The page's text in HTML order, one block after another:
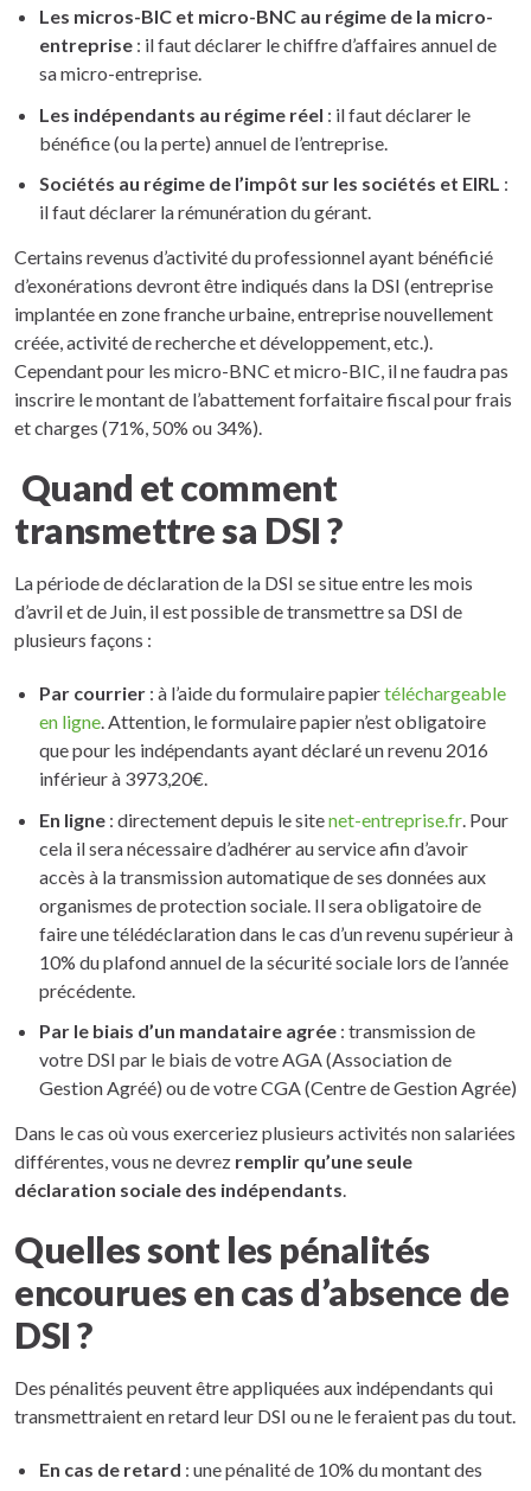
Les micros-BIC et micro-BNC au régime de la micro-
entreprise : il faut déclarer le chiffre d’affaires annuel de
sa micro-entreprise.
Les indépendants au régime réel : il faut déclarer le
bénéfice (ou la perte) annuel de l’entreprise.
Sociétés au régime de l’impôt sur les sociétés et EIRL :
il faut déclarer la rémunération du gérant.
Certains revenus d’activité du professionnel ayant bénéficié
d’exonérations devront être indiqués dans la DSI (entreprise
implantée en zone franche urbaine, entreprise nouvellement
créée, activité de recherche et développement, etc.).
Cependant pour les micro-BNC et micro-BIC, il ne faudra pas
inscrire le montant de l’abattement forfaitaire fiscal pour frais
et charges (71%, 50% ou 34%).
Quand et comment
transmettre sa DSI ?
La période de déclaration de la DSI se situe entre les mois
d’avril et de Juin, il est possible de transmettre sa DSI de
plusieurs façons :
Par courrier : à l’aide du formulaire papiertéléchargeable
en ligne. Attention, le formulaire papier n’est obligatoire
que pour les indépendants ayant déclaré un revenu 2016
inférieur à 3973,20€.
En ligne : directement depuis le sitenet-entreprise.fr. Pour
cela il sera nécessaire d’adhérer au service afin d’avoir
accès à la transmission automatique de ses données aux
organismes de protection sociale. Il sera obligatoire de
faire une télédéclaration dans le cas d’un revenu supérieur à
10% du plafond annuel de la sécurité sociale lors de l’année
précédente.
Par le biais d’un mandataire agrée : transmission de
votre DSI par le biais de votre AGA (Association de
Gestion Agréé) ou de votre CGA (Centre de Gestion Agrée)
Dans le cas où vous exerceriez plusieurs activités non salariées
différentes, vous ne devrez remplir qu’une seule
déclaration sociale des indépendants.
Quelles sont les pénalités
encourues en cas d’absence de
DSI ?
Des pénalités peuvent être appliquées aux indépendants qui
transmettraient en retard leur DSI ou ne le feraient pas du tout.
En cas de retard : une pénalité de 10% du montant des